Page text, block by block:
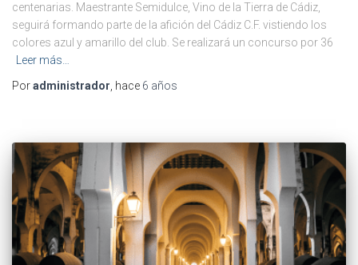
centenarias. Maestrante Semidulce, Vino de la Tierra de Cádiz,
seguirá formando parte de la afición del Cádiz C.F. vistiendo los
colores azul y amarillo del club. Se realizará un concurso por 36
Leer más…
Poradministrador, hace 6 años